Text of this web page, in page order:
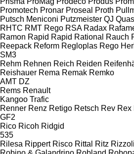
Promotech Pronar Proseal Proth
Putsch Meniconi Putzmeister QJ
RHTC RMT Rego RSA Radax
Ramon Rapid Rapid Rational Rauch
Reepack Reform Regloplas Rego
SM3
Rehm Rehnen Reich Reiden
Reishauer Rema Remak Remko
AMT DZ
Rems Renault
Kangoo Trafic
Renner Renz Retigo Retsch Rev Rex
GF2
Rico Ricoh Ridgid
535
Rilesa Rippert Risco Rittal Ritz